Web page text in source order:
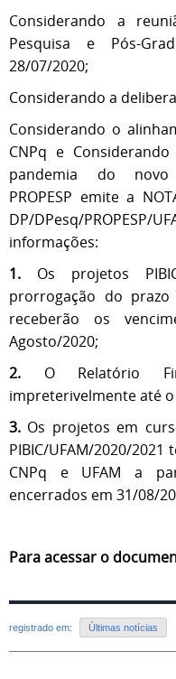
Considerando a
Pesquisa e Pós-
28/07/2020;
Considerando a
Considerando o
CNPq e
pandemia do novo
PROPESP emite a
DP/DPesq/
informações:
1. Os projetos
prorrogação do
receberão os
Agosto/2020;
2. O Relatório
impreterivelmente até
3. Os projetos em
PIBIC/UFAM/2020/
CNPq e UFAM a
encerrados em 31/08/
Para acessar o
registrado em: Últimas notícias